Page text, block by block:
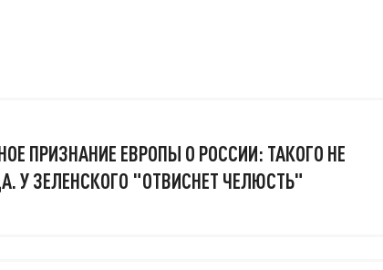
ПРИЗНАНИЕ ЕВРОПЫ О РОССИИ: ТАКОГО НЕ
У ЗЕЛЕНСКОГО "ОТВИСНЕТ ЧЕЛЮСТЬ"